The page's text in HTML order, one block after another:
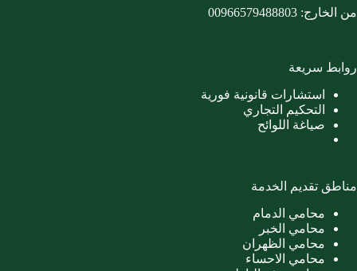
من الخارج: 00966579488803
روابط سريعة
استشارات قانونية فورية
التحكيم التجاري
صياغة اللوائح
مناطق تقديم الخدمة
محامي الدمام
محامي الخبر
محامي الظهران
محامي الاحساء